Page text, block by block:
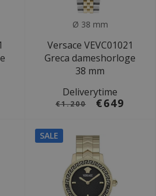
Ø 38 mm
Versace VEVC01021
Greca dameshorloge
38 mm
Deliverytime
€1.200 €649
SALE